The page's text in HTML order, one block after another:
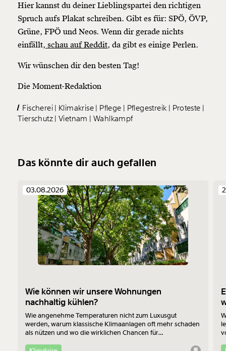
Hier kannst du deiner Lieblingspartei den richtigen
Spruch aufs Plakat schreiben. Gibt es für: SPÖ, ÖVP,
Grüne, FPÖ und Neos. Wenn dir gerade nichts
einfällt, schau auf Reddit, da gibt es einige Perlen.
Wir wünschen dir den besten Tag!
Die Moment-Redaktion
Fischerei Klimakrise Pflege Pflegestreik
Proteste
Tierschutz Vietnam Wahlkampf
Das könnte dir auch gefallen
03.08.2026
Wie können wir unsere Wohnungen
nachhaltig kühlen?
Wie angenehme Temperaturen nicht zum Luxusgut
werden, warum klassische Klimaanlagen oft mehr schaden
als nützen und wo die wirklichen Chancen für